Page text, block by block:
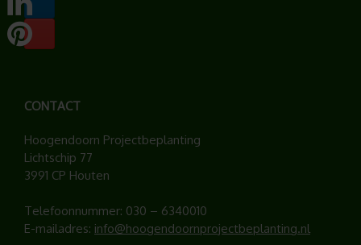
CONTACT
Hoogendoorn Projectbeplanting
Lichtschip 77
3991 CP Houten
Telefoonnummer: 030 – 6340010
E-mailadres: info@hoogendoornprojectbeplanting.nl